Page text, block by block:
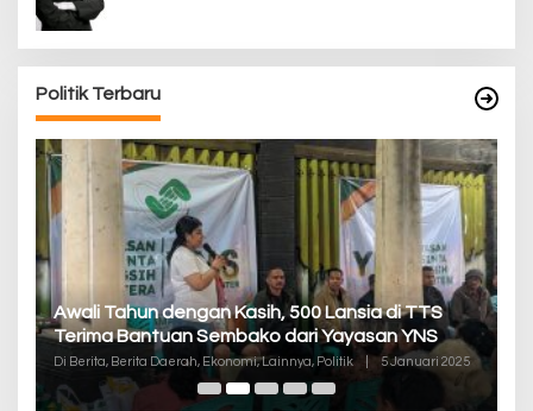
Politik Terbaru
Awali Tahun dengan Kasih, 500 Lansia di TTS
Terima Bantuan Sembako dari Yayasan YNS
Di Berita, Berita Daerah, Ekonomi, Lainnya, Politik 5 Januari 2025